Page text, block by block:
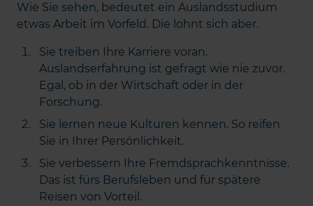
Wie Sie sehen, bedeutet ein Auslandsstudium
etwas Arbeit im Vorfeld. Die lohnt sich aber.
Sie treiben Ihre Karriere voran.
Auslandserfahrung ist gefragt wie nie zuvor.
Egal, ob in der Wirtschaft oder in der
Forschung.
Sie lernen neue Kulturen kennen. So reifen
Sie in Ihrer Persönlichkeit.
Sie verbessern Ihre Fremdsprachkenntnisse.
Das ist fürs Berufsleben und für spätere
Reisen von Vorteil.